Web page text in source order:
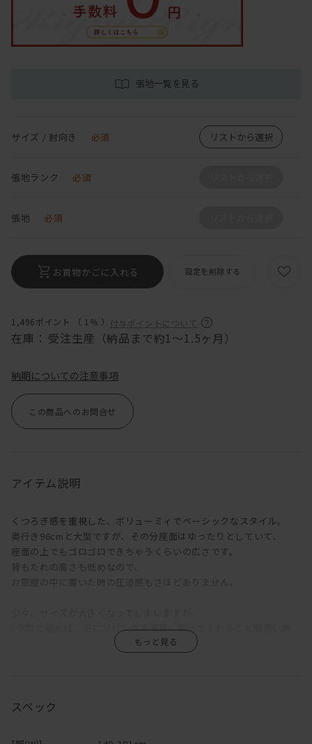
1,496ポイント （ 1％ ） 付与ポイントについて
在庫： 受注生産（納品まで約1〜1.5ヶ月）
張地一覧を見る
サイズ / 肘向き 必須 リストから選択
張地ランク 必須
張地 必須
お買物かごに入れる 設定を削除する
納期についての注意事項
この商品へのお問合せ
アイテム説明
くつろぎ感を重視した、ボリューミィでベーシックなスタイル。
奥行き96cmと大型ですが、その分座面はゆったりとしていて、
座面の上でもゴロゴロできちゃうくらいの広さです。
背もたれの高さも低めなので、
L字型で組めば、更にリビングを豪華に彩ってくれること間違い無
生地によってはウォッシャブル対応の生地なので、
スペック